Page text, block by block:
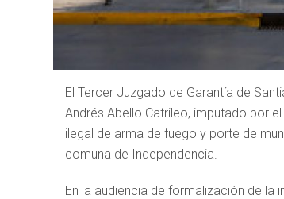
El Tercer Juzgado de Garantía de
Andrés Abello Catrileo, imputado por
ilegal de arma de fuego y porte de
comuna de Independencia.
En la audiencia de formalización de